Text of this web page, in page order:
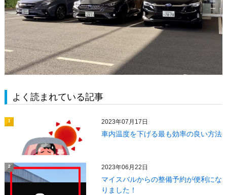
よく読まれている記事
1 2023年07月17日
車内温度を下げる最も効率の良い方法
2 2023年06月22日
マイスバルからの整備予約が便利にな
りました！